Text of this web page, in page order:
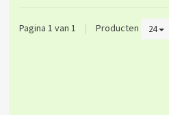
Pagina 1 van 1 | Producten 24